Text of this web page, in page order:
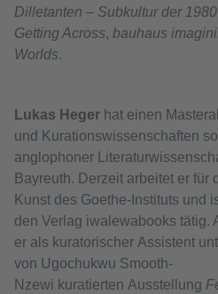
Dilletanten – Subkultur der
Getting Across, bauhaus
Worlds.
Lukas Heger hat einen
und Kurationswissenschaften
anglophoner
Bayreuth. Derzeit arbeitet er für
Kunst des Goethe-Instituts und
den Verlag iwalewabooks tätig.
er als kuratorischer Assistent
von Ugochukwu Smooth-
Nzewi kuratierten Ausstellung